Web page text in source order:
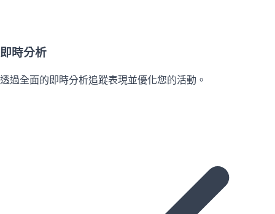
即時分析
透過全面的即時分析追蹤表現並優化您的活動。